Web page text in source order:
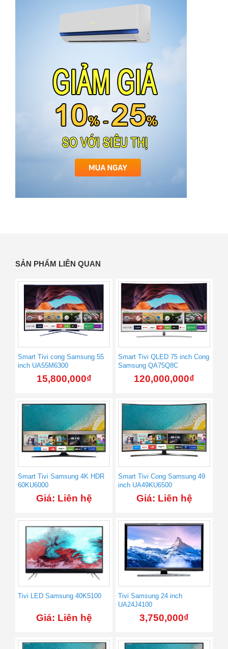
SẢN PHẨM LIÊN QUAN
Smart Tivi cong Samsung 55
inch UA55M6300
15,800,000₫
Smart Tivi QLED 75 inch Cong
Samsung QA75Q8C
120,000,000₫
Smart Tivi Samsung 4K HDR
60KU6000
Giá: Liên hệ
Smart Tivi Cong Samsung 49
inch UA49KU6500
Giá: Liên hệ
Tivi LED Samsung 40K5100
Giá: Liên hệ
Tivi Samsung 24 inch
UA24J4100
3,750,000₫